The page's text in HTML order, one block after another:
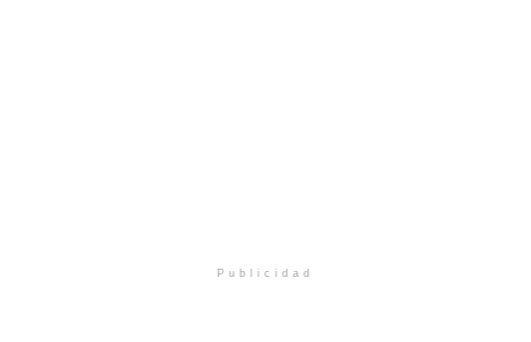
Publicidad